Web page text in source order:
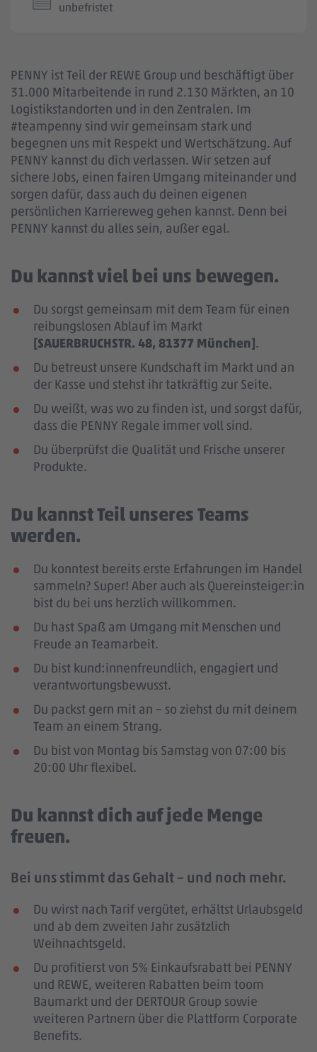
unbefristet
PENNY ist Teil der REWE Group und beschäftigt über
31.000 Mitarbeitende in rund 2.130 Märkten, an 10
Logistikstandorten und in den Zentralen. Im
#teampenny sind wir gemeinsam stark und
begegnen uns mit Respekt und Wertschätzung. Auf
PENNY kannst du dich verlassen. Wir setzen auf
sichere Jobs, einen fairen Umgang miteinander und
sorgen dafür, dass auch du deinen eigenen
persönlichen Karriereweg gehen kannst. Denn bei
PENNY kannst du alles sein, außer egal.
Du kannst viel bei uns bewegen.
Du sorgst gemeinsam mit dem Team für einen
reibungslosen Ablauf im Markt
[SAUERBRUCHSTR. 48, 81377 München].
Du betreust unsere Kundschaft im Markt und an
der Kasse und stehst ihr tatkräftig zur Seite.
Du weißt, was wo zu finden ist, und sorgst dafür,
dass die PENNY Regale immer voll sind.
Du überprüfst die Qualität und Frische unserer
Produkte.
Du kannst Teil unseres Teams
werden.
Du konntest bereits erste Erfahrungen im Handel
sammeln? Super! Aber auch als Quereinsteiger:in
bist du bei uns herzlich willkommen.
Du hast Spaß am Umgang mit Menschen und
Freude an Teamarbeit.
Du bist kund:innenfreundlich, engagiert und
verantwortungsbewusst.
Du packst gern mit an – so ziehst du mit deinem
Team an einem Strang.
Du bist von Montag bis Samstag von 07:00 bis
20:00 Uhr flexibel.
Du kannst dich auf jede Menge
freuen.
Bei uns stimmt das Gehalt – und noch mehr.
Du wirst nach Tarif vergütet, erhältst Urlaubsgeld
und ab dem zweiten Jahr zusätzlich
Weihnachtsgeld.
Du profitierst von 5% Einkaufsrabatt bei PENNY
und REWE, weiteren Rabatten beim toom
Baumarkt und der DERTOUR Group sowie
weiteren Partnern über die Plattform Corporate
Benefits.